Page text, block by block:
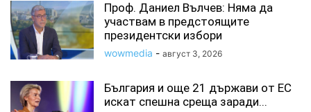
Проф. Даниел Вълчев: Няма да
участвам в предстоящите
президентски избори
wowmedia - август 3, 2026
България и още 21 държави от ЕС
искат спешна среща заради...